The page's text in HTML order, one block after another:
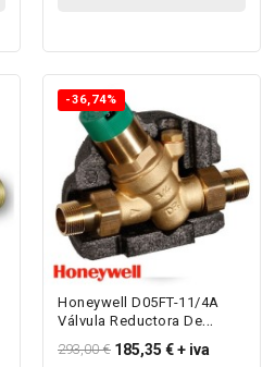
-36,74%
Honeywell D05FT-11/4A
Válvula Reductora De
Manométrica...
293,00 € 185,35 €+ iva